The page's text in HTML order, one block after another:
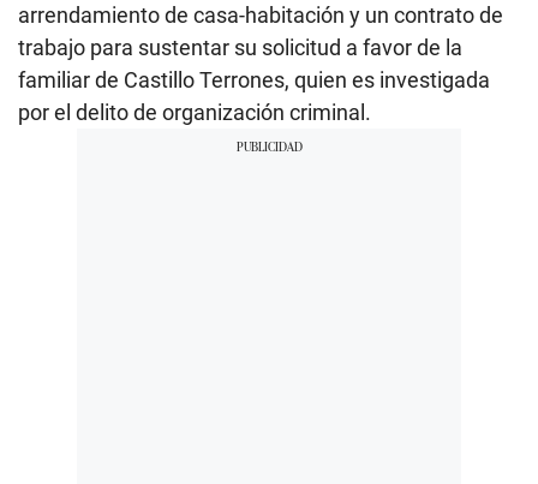
arrendamiento de casa-habitación y un contrato de
trabajo para sustentar su solicitud a favor de la
familiar de Castillo Terrones, quien es investigada
por el delito de organización criminal.